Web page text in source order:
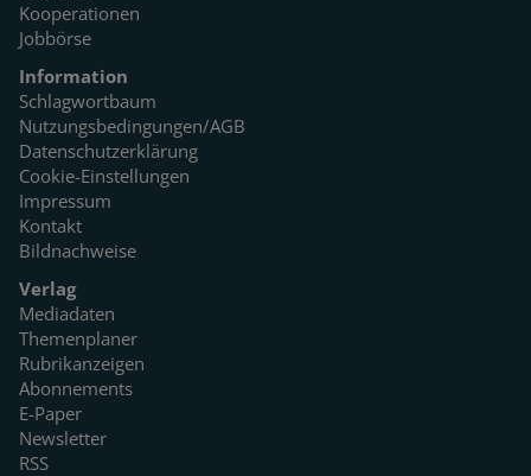
Kooperationen
Jobbörse
Information
Schlagwortbaum
Nutzungsbedingungen/AGB
Datenschutzerklärung
Cookie-Einstellungen
Impressum
Kontakt
Bildnachweise
Verlag
Mediadaten
Themenplaner
Rubrikanzeigen
Abonnements
E-Paper
Newsletter
RSS